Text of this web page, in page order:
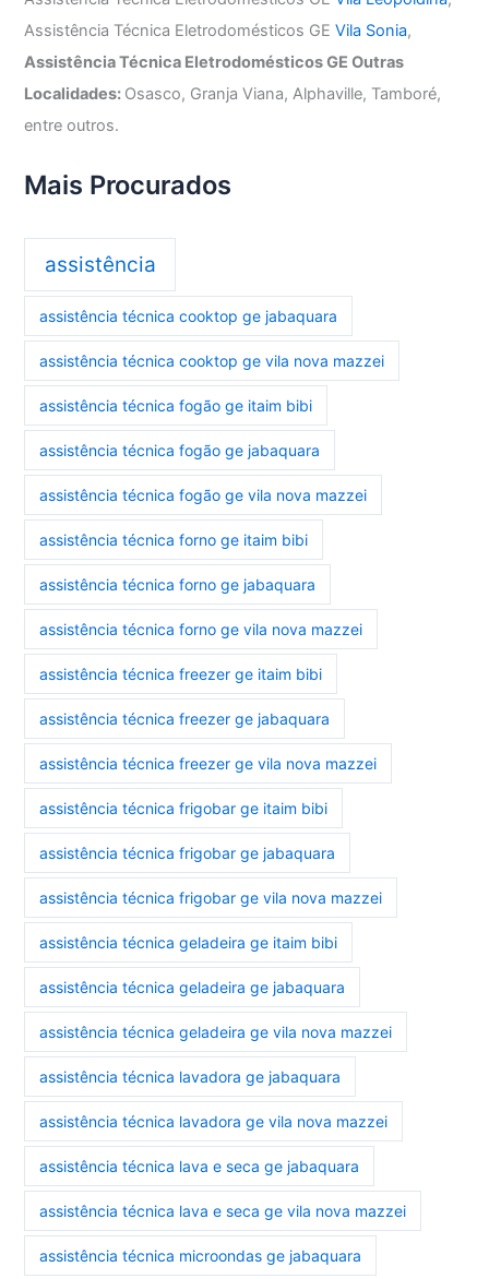
Assistência Técnica Eletrodomésticos GEVila Sonia,
Assistência Técnica Eletrodomésticos GE Outras
Localidades: Osasco, Granja Viana, Alphaville, Tamboré,
entre outros.
Mais Procurados
assistência
assistência técnica cooktop ge jabaquara
assistência técnica cooktop ge vila nova mazzei
assistência técnica fogão ge itaim bibi
assistência técnica fogão ge jabaquara
assistência técnica fogão ge vila nova mazzei
assistência técnica forno ge itaim bibi
assistência técnica forno ge jabaquara
assistência técnica forno ge vila nova mazzei
assistência técnica freezer ge itaim bibi
assistência técnica freezer ge jabaquara
assistência técnica freezer ge vila nova mazzei
assistência técnica frigobar ge itaim bibi
assistência técnica frigobar ge jabaquara
assistência técnica frigobar ge vila nova mazzei
assistência técnica geladeira ge itaim bibi
assistência técnica geladeira ge jabaquara
assistência técnica geladeira ge vila nova mazzei
assistência técnica lavadora ge jabaquara
assistência técnica lavadora ge vila nova mazzei
assistência técnica lava e seca ge jabaquara
assistência técnica lava e seca ge vila nova mazzei
assistência técnica microondas ge jabaquara